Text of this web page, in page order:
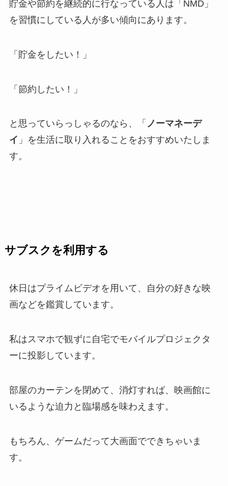
貯金や節約を継続的に行なっている人は「NMD」
を習慣にしている人が多い傾向にあります。
「貯金をしたい！」
「節約したい！」
と思っていらっしゃるのなら、「 ノーマネーデ
イ 」を生活に取り入れることをおすすめいたしま
す。
サブスクを利用する
休日はプライムビデオを用いて、自分の好きな映
画などを鑑賞しています。
私はスマホで観ずに自宅でモバイルプロジェクタ
ーに投影しています。
部屋のカーテンを閉めて、消灯すれば、映画館に
いるような迫力と臨場感を味わえます。
もちろん、ゲームだって大画面でできちゃいま
す。